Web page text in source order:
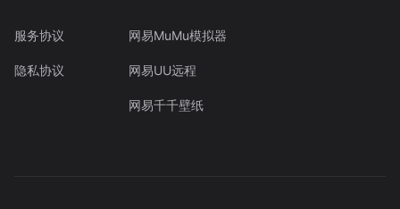
服务协议
隐私协议
网易MuMu模拟器
网易UU远程
网易千千壁纸